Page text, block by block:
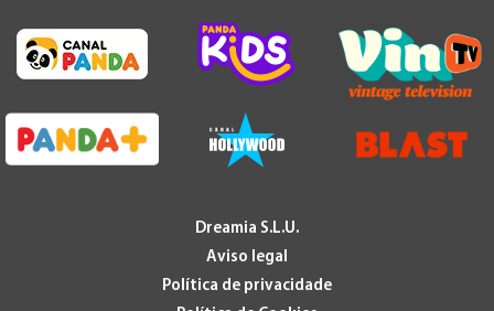
Dreamia S.L.U.
Aviso legal
Política de privacidade